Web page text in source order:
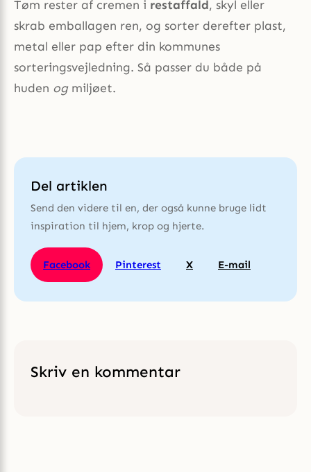
Tøm rester af cremen i restaffald, skyl eller
skrab emballagen ren, og sorter derefter plast,
metal eller pap efter din kommunes
sorteringsvejledning. Så passer du både på
huden ogmiljøet.
Del artiklen
Send den videre til en, der også kunne bruge lidt
inspiration til hjem, krop og hjerte.
Facebook Pinterest X E-mail
Skriv en kommentar